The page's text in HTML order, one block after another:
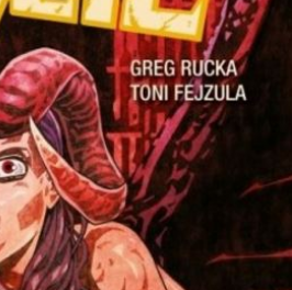
24 janvier 2018